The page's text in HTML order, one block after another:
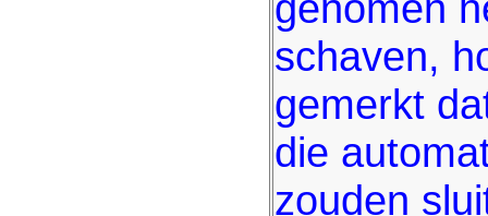
schaven,
gemerkt
die
zouden